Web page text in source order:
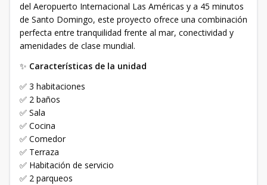
del Aeropuerto Internacional Las Américas y a 45 minutos
de Santo Domingo, este proyecto ofrece una combinación
perfecta entre tranquilidad frente al mar, conectividad y
amenidades de clase mundial.
✨ Características de la unidad
✅ 3 habitaciones
✅ 2 baños
✅ Sala
✅ Cocina
✅ Comedor
✅ Terraza
✅ Habitación de servicio
✅ 2 parqueos